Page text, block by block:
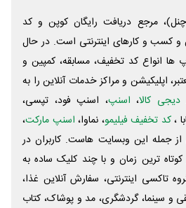
مرجع دریافت رایگان کوپن و کد
و کسب و‌ کارهای اینترنتی است. در حال
ها انواع کد تخفیف، مسابقه، کمپین و
اپلیکیشن و مراکز خدمات آنلاین را به
دیجی کالا، اسنپ، اسنپ فود، تپسی،
،کد تخفیف فیلیمو، نماوا، اسنپ مارکت،
از جمله این وبسایت ‌هاست. کاربران در
ترین زمان و با چند کلیک ساده به
تاکسی اینترنتی، سفارش آنلاین غذا،
و سینما، گردشگری، مد و پوشاک، کتاب